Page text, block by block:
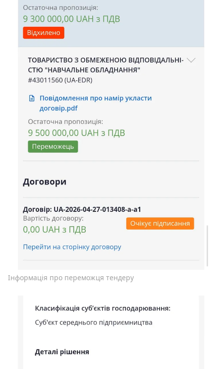
Інформація про переможця тендеру